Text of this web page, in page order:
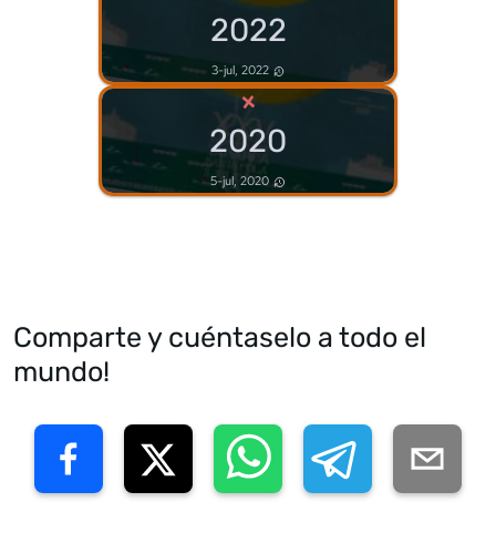
2022
3-jul, 2022
×
2020
5-jul, 2020
Comparte y cuéntaselo a todo el
mundo!